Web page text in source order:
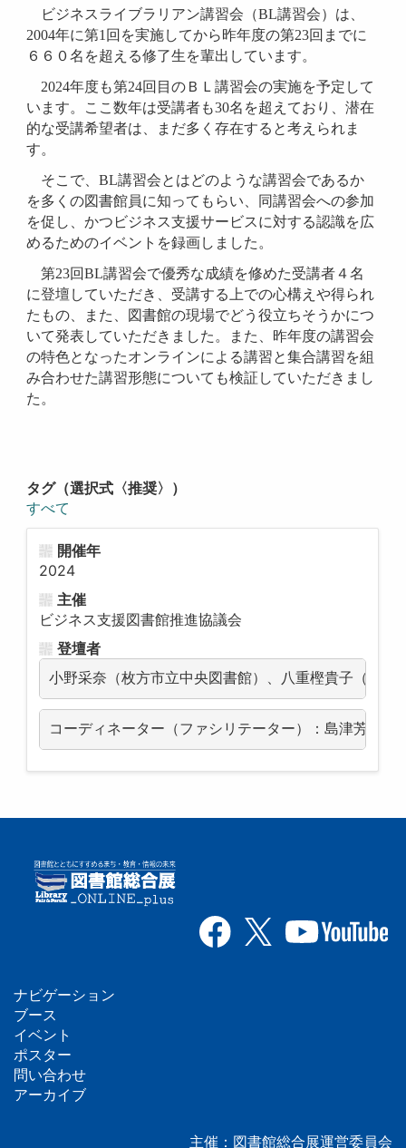
ビジネスライブラリアン講習会（BL講習会）は、
2004年に第1回を実施してから昨年度の第23回までに
６６０名を超える修了生を輩出しています。
2024年度も第24回目のＢＬ講習会の実施を予定して
います。ここ数年は受講者も30名を超えており、潜在
的な受講希望者は、まだ多く存在すると考えられま
す。
そこで、BL講習会とはどのような講習会であるか
を多くの図書館員に知ってもらい、同講習会への参加
を促し、かつビジネス支援サービスに対する認識を広
めるためのイベントを録画しました。
第23回BL講習会で優秀な成績を修めた受講者４名
に登壇していただき、受講する上での心構えや得られ
たもの、また、図書館の現場でどう役立ちそうかにつ
いて発表していただきました。また、昨年度の講習会
の特色となったオンラインによる講習と集合講習を組
み合わせた講習形態についても検証していただきまし
た。
タグ（選択式〈推奨〉）
すべて
開催年
2024
主催
ビジネス支援図書館推進協議会
登壇者
小野采奈（枚方市立中央図書館）、 八重樫貴子（埼玉
コーディネーター（ファシリテーター）：島津芳枝（
フ
ッ
タ
ナビゲーション
ブース
イベント
ポスター
問い合わせ
アーカイブ
主催：図書館総合展運営委員会